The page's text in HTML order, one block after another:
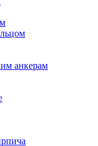
анкерам